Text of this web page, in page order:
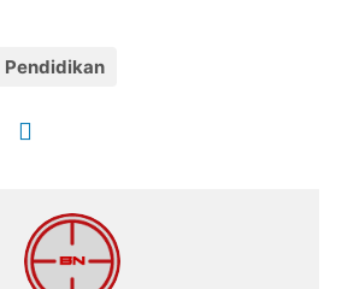
Pendidikan